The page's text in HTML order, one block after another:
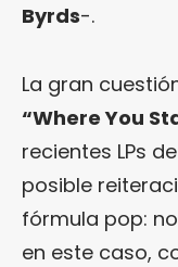
Byrds-.
La gran
“Where You
recientes LPs de
posible
fórmula pop:
en este caso,